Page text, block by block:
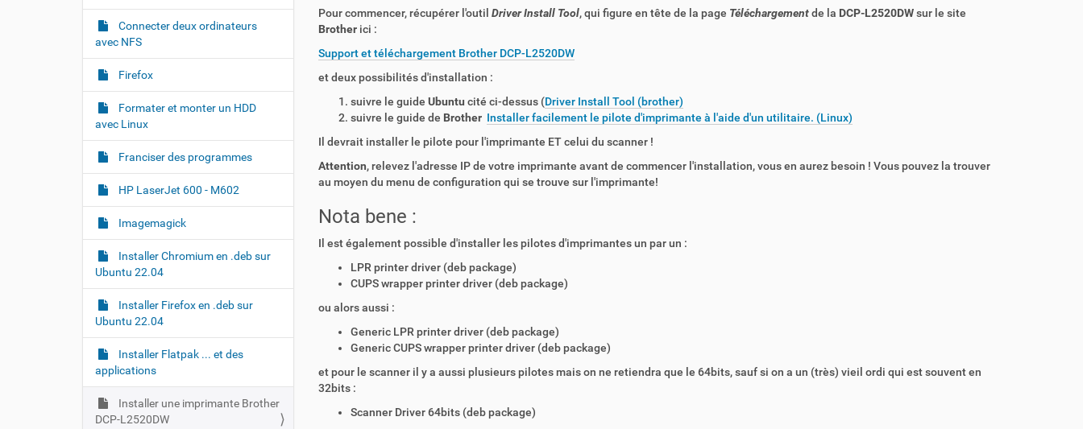
Pour commencer, récupérer l'outil Driver Install Tool, qui figure en tête de la page Téléchargementde la DCP-L2520DWsur le site
Brotherici :
Support et téléchargement Brother DCP-L2520DW
et deux possibilités d'installation :
suivre le guide Ubuntu cité ci-dessus (Driver Install Tool (brother)
suivre le guide de Brother Installer facilement le pilote d'imprimante à l'aide d'un utilitaire. (Linux)
Il devrait installer le pilote pour l'imprimante ET celui du scanner !
Attention, relevez l'adresse IP de votre imprimante avant de commencer l'installation, vous en aurez besoin ! Vous pouvez la trouver
au moyen du menu de configuration qui se trouve sur l'imprimante!
Nota bene :
Il est également possible d'installer les pilotes d'imprimantes un par un :
LPR printer driver (deb package)
CUPS wrapper printer driver (deb package)
ou alors aussi :
Generic LPR printer driver (deb package)
Generic CUPS wrapper printer driver (deb package)
et pour le scanner il y a aussi plusieurs pilotes mais on ne retiendra que le 64bits, sauf si on a un (très) vieil ordi qui est souvent en
32bits :
Scanner Driver 64bits (deb package)
o
n
Connecter deux ordinateurs
avec NFS
Firefox
Formater et monter un HDD
avec Linux
Franciser des programmes
HP LaserJet 600 - M602
Imagemagick
Installer Chromium en .deb sur
Ubuntu 22.04
Installer Firefox en .deb sur
Ubuntu 22.04
Installer Flatpak ... et des
applications
Installer une imprimante Brother
DCP-L2520DW